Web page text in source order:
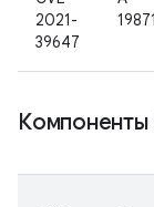
2021-
39647